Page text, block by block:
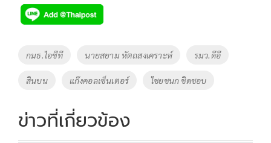
e
b
o
k
tt
er
p
y
Li
k
Tags
กมธ.ไอซีที นายสยาม หัตถสงเคราะห์ รมว.ดีอี
สินบน แก๊งคอลเซ็นเตอร์ ไชยชนก ชิดชอบ
ข่าวที่เกี่ยวข้อง